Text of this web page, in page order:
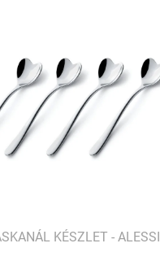
KÉSZLET - ALESSI